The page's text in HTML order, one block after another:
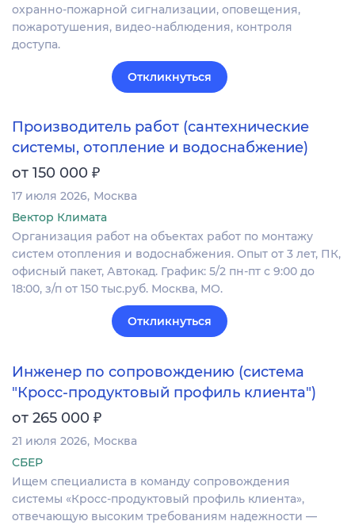
охранно-пожарной сигнализации, оповещения,
пожаротушения, видео-наблюдения, контроля
доступа.
Откликнуться
Производитель работ (сантехнические
системы, отопление и водоснабжение)
от 150 000 ₽
17 июля 2026 Москва
Вектор Климата
Организация работ на объектах работ по монтажу
систем отопления и водоснабжения. Опыт от 3 лет, ПК,
офисный пакет, Автокад. График: 5/2 пн-пт с 9:00 до
18:00, з/п от 150 тыс.руб. Москва, МО.
Откликнуться
Инженер по сопровождению (система
"Кросс-продуктовый профиль клиента")
от 265 000 ₽
21 июля 2026 Москва
СБЕР
Ищем специалиста в команду сопровождения
системы «Кросс-продуктовый профиль клиента»,
отвечающую высоким требованиям надежности —